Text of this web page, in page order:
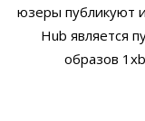
юзеры публикуют
Hub является
образов